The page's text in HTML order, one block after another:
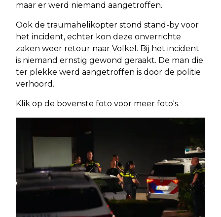
maar er werd niemand aangetroffen.
Ook de traumahelikopter stond stand-by voor
het incident, echter kon deze onverrichte
zaken weer retour naar Volkel. Bij het incident
is niemand ernstig gewond geraakt. De man die
ter plekke werd aangetroffen is door de politie
verhoord.
Klik op de bovenste foto voor meer foto's.